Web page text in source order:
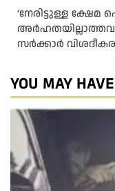
‘നേരിട്ടുള്ള
സർക്കാ‍ർ
YOU MAY